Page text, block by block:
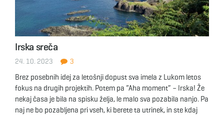
i
Irska sreča
24. 10. 2023 3
Brez posebnih idej za letošnji dopust sva imela z Lukom letos
fokus na drugih projektih. Potem pa “Aha moment” – Irska! Že
nekaj časa je bila na spisku želja, le malo sva pozabila nanjo. Pa
naj ne bo pozabljena pri vseh, ki berete ta utrinek, in ste kdaj